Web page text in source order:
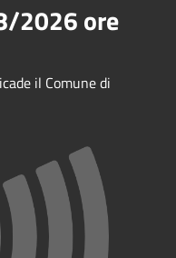
2026ore
il Comune di